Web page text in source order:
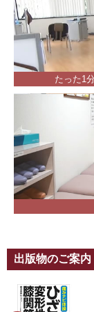
たった1
出版物のご案内